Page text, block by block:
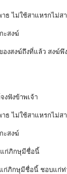
ธ ไม่ใช้สาแหรกไม่ส
ะสงฆ์
องสงฆ์ถึงที่แล้ว สงฆ์
งฟังข้าพเจ้า
ธ ไม่ใช้สาแหรกไม่ส
ะสงฆ์
ก่ภิกษุมีชื่อนี้
ก่ภิกษุมีชื่อนี้ ชอบแก่ท่